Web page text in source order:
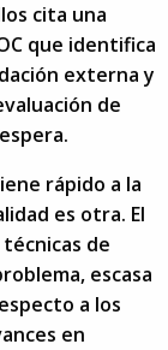
cita una
que identifica
externa y
de
rápido a la
es otra. El
de
escasa
a los
en